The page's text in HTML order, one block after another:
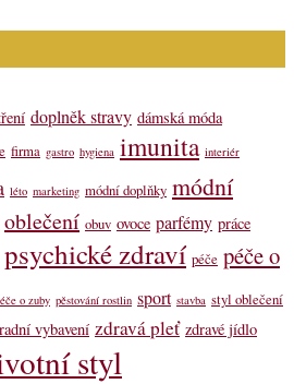
doplněk stravy dámská móda
firma gastro hygiena imunita interiér
léto marketing módní doplňky módní
oblečení obuv ovoce parfémy práce
psychické zdraví péče péče o
o zuby pěstování rostlin sport stavba styl oblečení
vybavení zdravá pleť zdravé jídlo
styl